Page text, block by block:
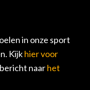
in onze sport
Kijkhier voor
naarhet